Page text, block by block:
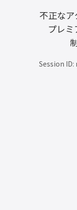
不正なア
プレ
Session